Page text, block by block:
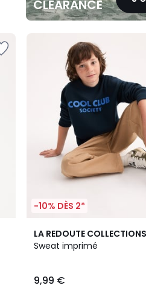
CLEARANCE
-10% DÈS 2*
LA REDOUTE COLLECTIONS
Sweat imprimé
9,99 €
3
Couleurs